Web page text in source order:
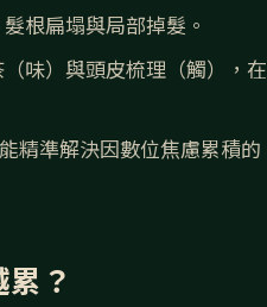
根扁塌與局部掉髮。
味）與頭皮梳理（觸），在
精準解決因數位焦慮累積的
？